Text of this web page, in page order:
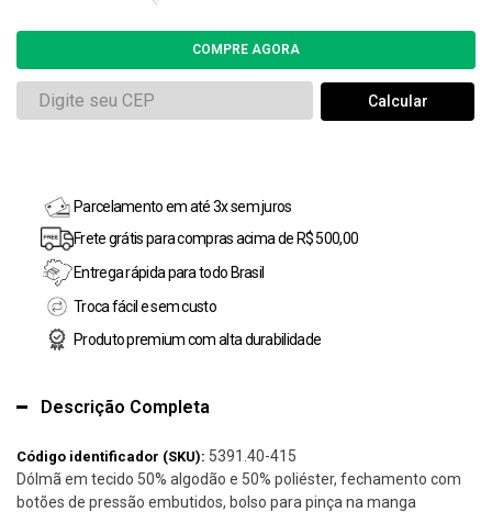
Parcelamento em até 3x sem juros
Frete grátis para compras acima de R$ 500,00
Entrega rápida para todo Brasil
Troca fácil e sem custo
Produto premium com alta durabilidade
Descrição Completa
Código identificador (SKU): 5391.40-415
Dólmã em tecido 50% algodão e 50% poliéster, fechamento com
botões de pressão embutidos, bolso para pinça na manga